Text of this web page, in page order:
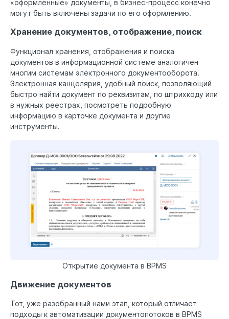
«оформленные» документы, в бизнес-процесс конечно
могут быть включены задачи по его оформлению.
Хранение документов, отображение, поиск
Функционал хранения, отображения и поиска
документов в информационной системе аналогичен
многим системам электронного документооборота.
Электронная канцелярия, удобный поиск, позволяющий
быстро найти документ по реквизитам, по штрихкоду или
в нужных реестрах, посмотреть подробную
информацию в карточке документа и другие
инструменты.
Открытие документа в BPMS
Движение документов
Тот, уже разобранный нами этап, который отличает
подходы к автоматизации документопотоков в BPMS